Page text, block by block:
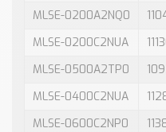
MLSE-0200A2NQ0
MLSE-0200C2NUA
MLSE-0500A2TP0
MLSE-0400C2NUA
MLSE-0600C2NP0